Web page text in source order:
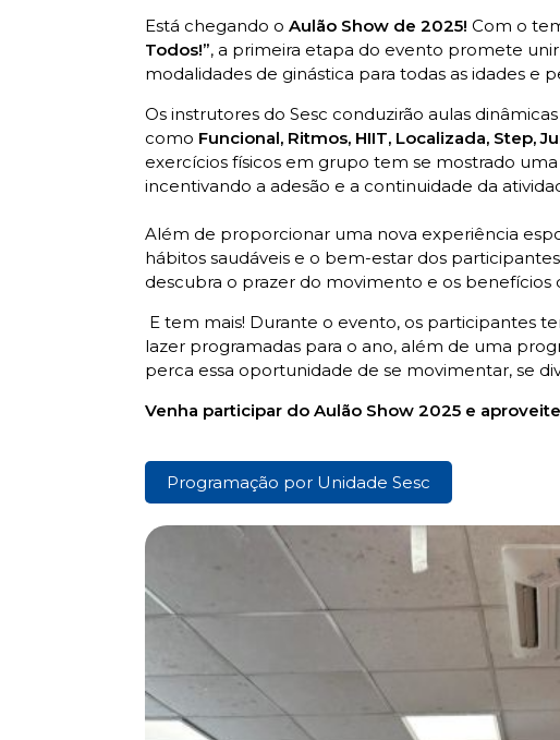
Está chegando o Aulão Show de 2025! Com o
Todos!”, a primeira etapa do evento promete
modalidades de ginástica para todas as idades e
Os instrutores do Sesc conduzirão aulas
como Funcional, Ritmos, HIIT, Localizada, Step,
exercícios físicos em grupo tem se mostrado
incentivando a adesão e a continuidade da
Além de proporcionar uma nova experiência
hábitos saudáveis e o bem-estar dos
descubra o prazer do movimento e os benefícios
E tem mais! Durante o evento, os participantes
lazer programadas para o ano, além de uma
perca essa oportunidade de se movimentar, se
Venha participar do Aulão Show 2025 e
Programação por Unidade Sesc